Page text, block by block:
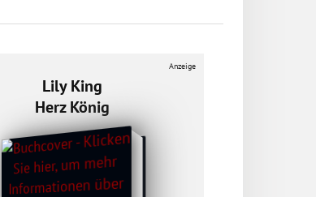
Anzeige
Lily King
Herz König